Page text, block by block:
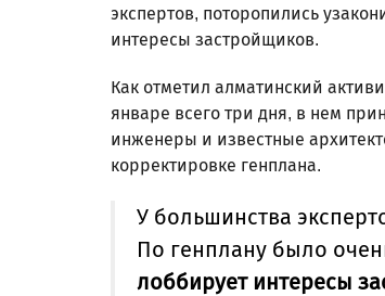
экспертов, поторопились
интересы застройщиков.
Как отметил алматинский
январе всего три дня, в нем
инженеры и известные
корректировке генплана.
У большинства
По генплану было
лоббирует интересы